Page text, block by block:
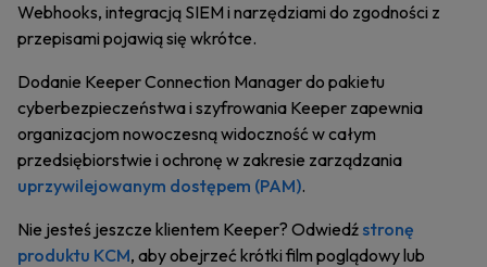
Webhooks, integracją SIEM i narzędziami do zgodności z
przepisami pojawią się wkrótce.
Dodanie Keeper Connection Manager do pakietu
cyberbezpieczeństwa i szyfrowania Keeper zapewnia
organizacjom nowoczesną widoczność w całym
przedsiębiorstwie i ochronę w zakresie zarządzania
uprzywilejowanym dostępem (PAM).
Nie jesteś jeszcze klientem Keeper? Odwiedź stronę
produktu KCM, aby obejrzeć krótki film poglądowy lub